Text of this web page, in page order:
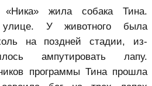
жила собака Тина.
У животного была
на поздней стадии, из-
ампутировать лапу.
программы Тина прошла